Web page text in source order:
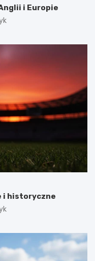
i Europie
i historyczne